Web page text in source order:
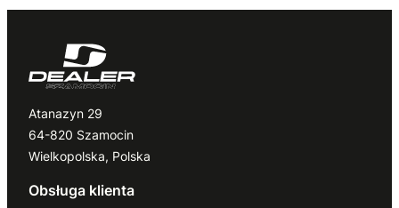
Atanazyn 29
64-820 Szamocin
Wielkopolska, Polska
Obsługa klienta